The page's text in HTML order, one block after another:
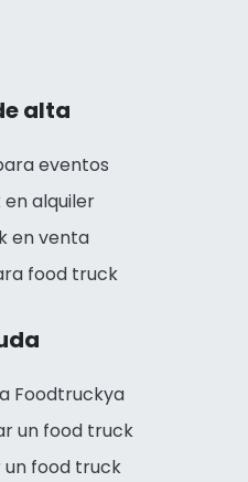
alta
eventos
alquiler
en venta
food truck
Foodtruckya
un food truck
un food truck